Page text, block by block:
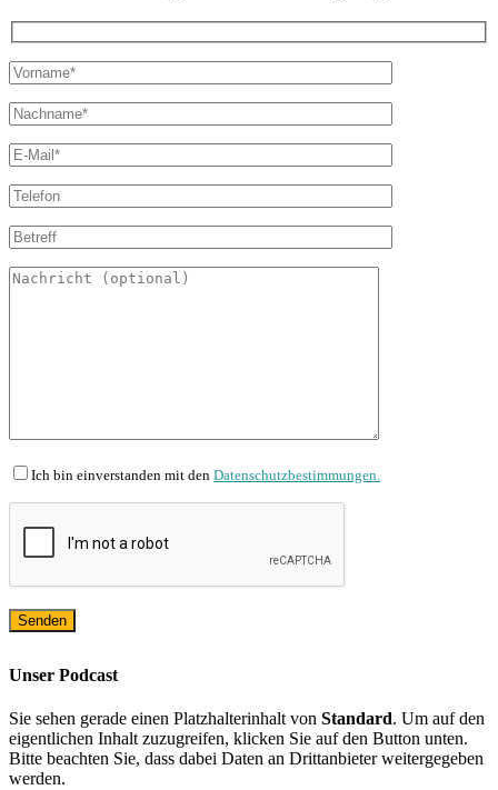
Ich bin einverstanden mit den Datenschutzbestimmungen.
Unser Podcast
Sie sehen gerade einen Platzhalterinhalt von Standard. Um auf den
eigentlichen Inhalt zuzugreifen, klicken Sie auf den Button unten.
Bitte beachten Sie, dass dabei Daten an Drittanbieter weitergegeben
werden.